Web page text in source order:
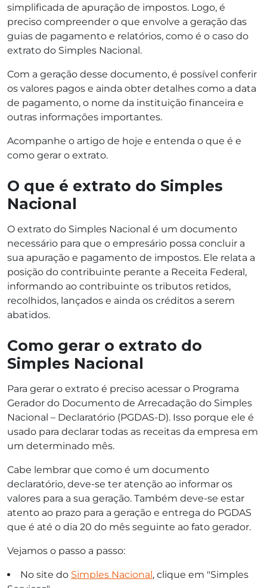
simplificada de apuração de impostos. Logo, é
preciso compreender o que envolve a geração das
guias de pagamento e relatórios, como é o caso do
extrato do Simples Nacional.
Com a geração desse documento, é possível conferir
os valores pagos e ainda obter detalhes como a data
de pagamento, o nome da instituição financeira e
outras informações importantes.
Acompanhe o artigo de hoje e entenda o que é e
como gerar o extrato.
O que é extrato do Simples
Nacional
O extrato do Simples Nacional é um documento
necessário para que o empresário possa concluir a
sua apuração e pagamento de impostos. Ele relata a
posição do contribuinte perante a Receita Federal,
informando ao contribuinte os tributos retidos,
recolhidos, lançados e ainda os créditos a serem
abatidos.
Como gerar o extrato do
Simples Nacional
Para gerar o extrato é preciso acessar o Programa
Gerador do Documento de Arrecadação do Simples
Nacional – Declaratório (PGDAS-D). Isso porque ele é
usado para declarar todas as receitas da empresa em
um determinado mês.
Cabe lembrar que como é um documento
declaratório, deve-se ter atenção ao informar os
valores para a sua geração. Também deve-se estar
atento ao prazo para a geração e entrega do PGDAS
que é até o dia 20 do mês seguinte ao fato gerador.
Vejamos o passo a passo:
No site do Simples Nacional , clique em "Simples